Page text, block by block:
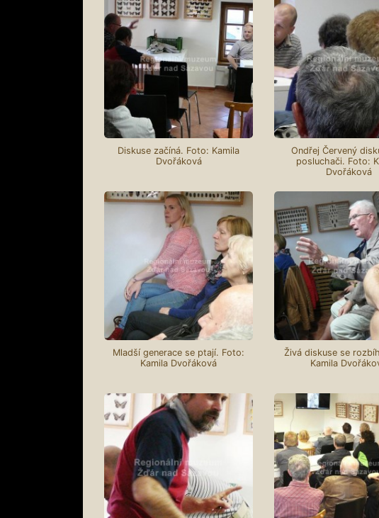
Diskuse začíná. Foto: Kamila
Dvořáková
Ondřej Červený
posluchači. Foto:
Dvořáková
Mladší generace se ptají. Foto:
Kamila Dvořáková
Živá diskuse se
Kamila